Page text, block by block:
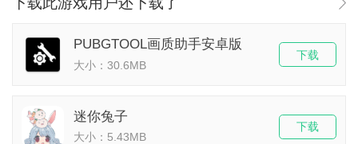
PUBGTOOL画质助手安卓版
大小：30.6MB
下载
迷你兔子
大小：5.43MB
下载